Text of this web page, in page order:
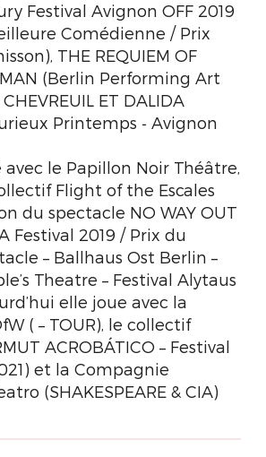
Festival Avignon OFF 2019
Comédienne / Prix
THE REQUIEM OF
(Berlin Performing Art
ET DALIDA
Printemps ‐ Avignon
le Papillon Noir Théâtre,
Flight of the Escales
du spectacle NO WAY OUT
Festival 2019 / Prix du
– Ballhaus Ost Berlin –
Theatre – Festival Alytaus
elle joue avec la
( – TOUR), le collectif
ACROBÁTICO – Festival
et la Compagnie
(SHAKESPEARE & CIA)